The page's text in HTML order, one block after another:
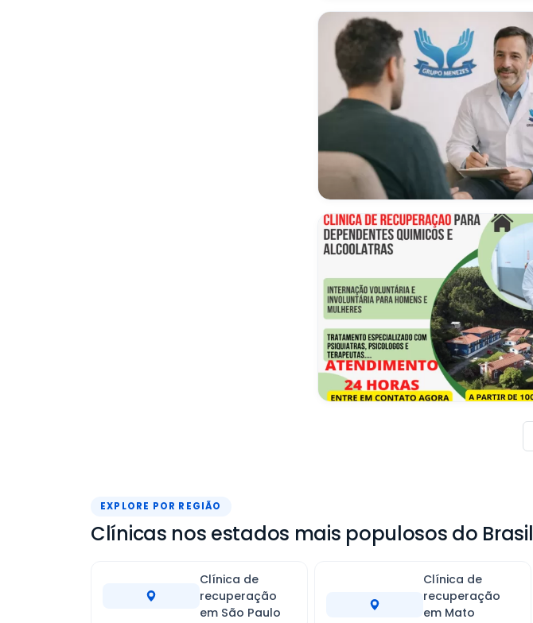
EXPLORE POR REGIÃO
Clínicas nos estados mais populosos do Brasil
Clínica de
recuperação
em São Paulo
Clínica de
recuperação
em Mato